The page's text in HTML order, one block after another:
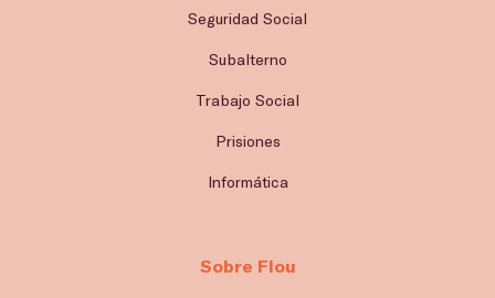
Seguridad Social
Subalterno
Trabajo Social
Prisiones
Informática
Sobre Flou